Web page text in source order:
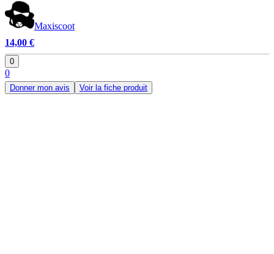
Maxiscoot
14,00 €
0
0
Donner mon avis Voir la fiche produit